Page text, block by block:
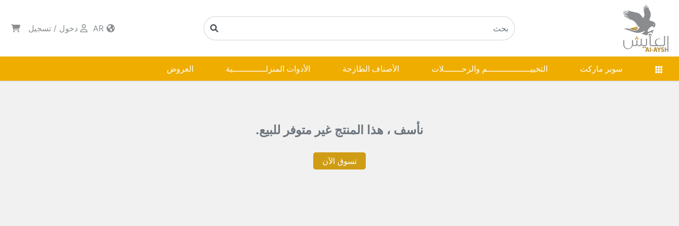
دخول / تسجيل
سوبر ماركت التخييـــــــــــــــــم والرحـــــــلات الأصناف الطازجة الأدوات المنزلـــــــــــــية العروض
نأسف ، هذا المنتج غير متوفر للبيع.
تسوق الآن